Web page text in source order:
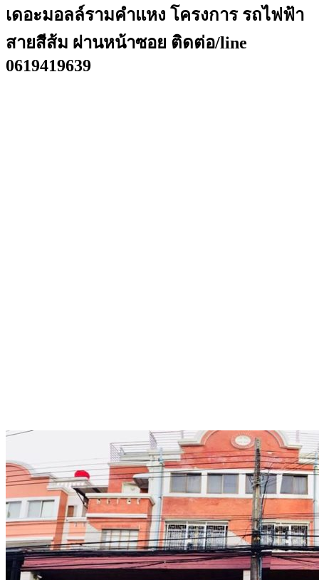
เดอะมอลล์รามคำแหง โครงการ รถไฟฟ้า
สายสีส้ม ผ่านหน้าซอย ติดต่อ/line
0619419639